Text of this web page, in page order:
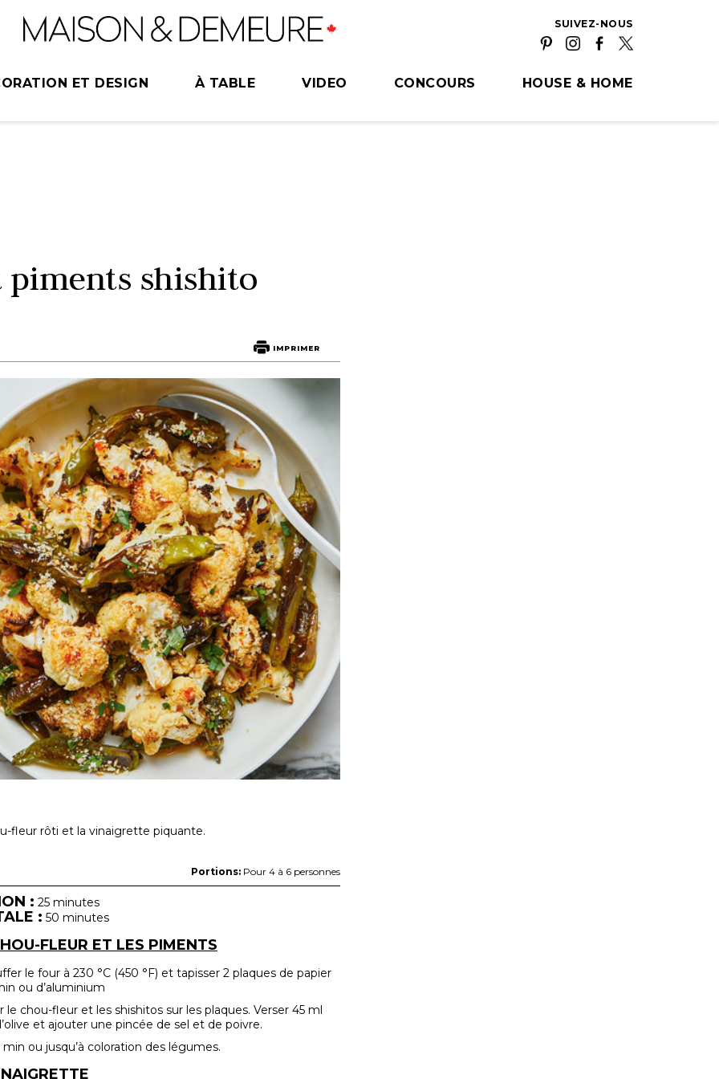
SUIVEZ-NOUS
ET DESIGN À TABLE VIDEO CONCOURS HOUSE & HOME
shishito
IMPRIMER
fleur rôti et la vinaigrette piquante.
Portions: Pour 4 à 6 personnes
: 25 minutes
: 50 minutes
FLEUR ET LES PIMENTS
le four à 230 °C (450 °F) et tapisser 2 plaques de papier
ou d’aluminium
le chou-fleur et les shishitos sur les plaques. Verser 45 ml
et ajouter une pincée de sel et de poivre.
ou jusqu’à coloration des légumes.